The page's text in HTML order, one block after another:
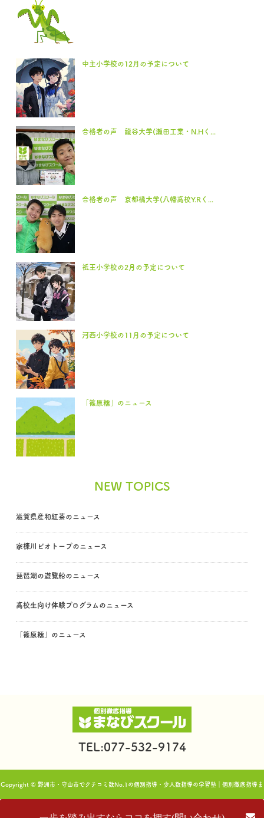
中主小学校の12月の予定について
合格者の声 龍谷大学(瀬田工業・N.Hく...
合格者の声 京都橘大学(八幡高校Y.Rく...
祇王小学校の2月の予定について
河西小学校の11月の予定について
「篠原糯」のニュース
NEW TOPICS
滋賀県産和紅茶のニュース
家棟川ビオトープのニュース
琵琶湖の遊覧船のニュース
高校生向け体験プログラムのニュース
「篠原糯」のニュース
TEL:077-532-9174
Copyright © 野洲市・守山市でクチコミ数No.1の個別指導・少人数指導の学習塾｜個別徹底指導ま
なびスクール. All rights reserved.